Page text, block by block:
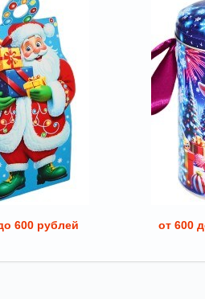
600 рублей от 600